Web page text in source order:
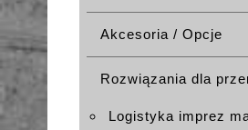
Akcesoria / Opcje
Rozwiązania dla
Logistyka imprez